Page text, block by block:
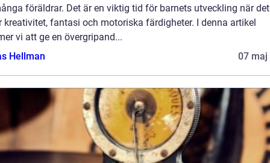
föräldrar. Det är en viktig tid för barnets utveckling när det
kreativitet, fantasi och motoriska färdigheter. I denna artikel
vi att ge en övergripand...
Hellman
07 maj